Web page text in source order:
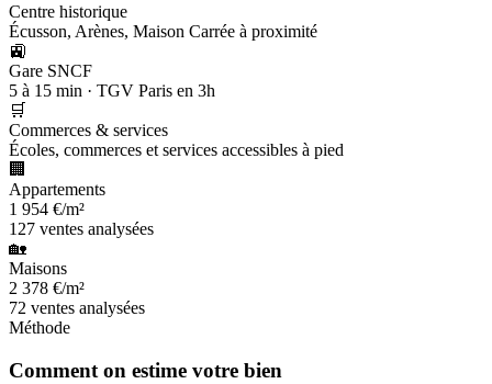
Centre historique
Écusson, Arènes, Maison Carrée à proximité
🚉
Gare SNCF
5 à 15 min · TGV Paris en 3h
🛒
Commerces & services
Écoles, commerces et services accessibles à pied
🏢
Appartements
1 954 €/m²
127 ventes analysées
🏡
Maisons
2 378 €/m²
72 ventes analysées
Méthode
Comment on estime votre bien